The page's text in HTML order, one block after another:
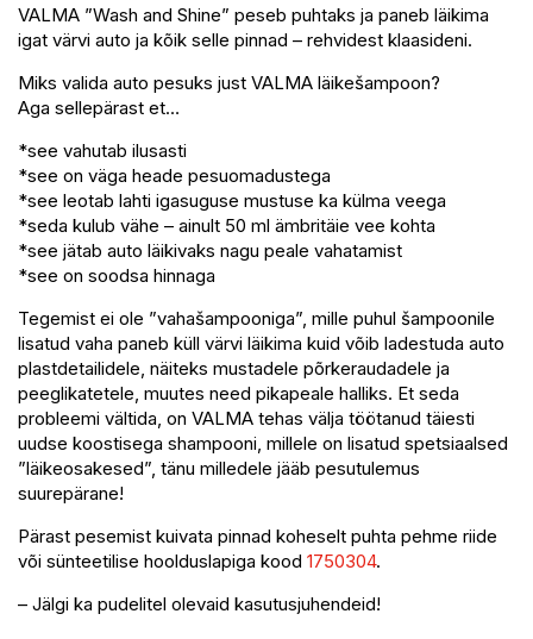
VALMA ”Wash and Shine” peseb puhtaks ja paneb läikima
igat värvi auto ja kõik selle pinnad – rehvidest klaasideni.
Miks valida auto pesuks just VALMA läikešampoon?
Aga sellepärast et…
*see vahutab ilusasti
*see on väga heade pesuomadustega
*see leotab lahti igasuguse mustuse ka külma veega
*seda kulub vähe – ainult 50 ml ämbritäie vee kohta
*see jätab auto läikivaks nagu peale vahatamist
*see on soodsa hinnaga
Tegemist ei ole ”vahašampooniga”, mille puhul šampoonile
lisatud vaha paneb küll värvi läikima kuid võib ladestuda auto
plastdetailidele, näiteks mustadele põrkeraudadele ja
peeglikatetele, muutes need pikapeale halliks. Et seda
probleemi vältida, on VALMA tehas välja töötanud täiesti
uudse koostisega shampooni, millele on lisatud spetsiaalsed
”läikeosakesed”, tänu milledele jääb pesutulemus
suurepärane!
Pärast pesemist kuivata pinnad koheselt puhta pehme riide
või sünteetilise hoolduslapiga kood 1750304.
– Jälgi ka pudelitel olevaid kasutusjuhendeid!